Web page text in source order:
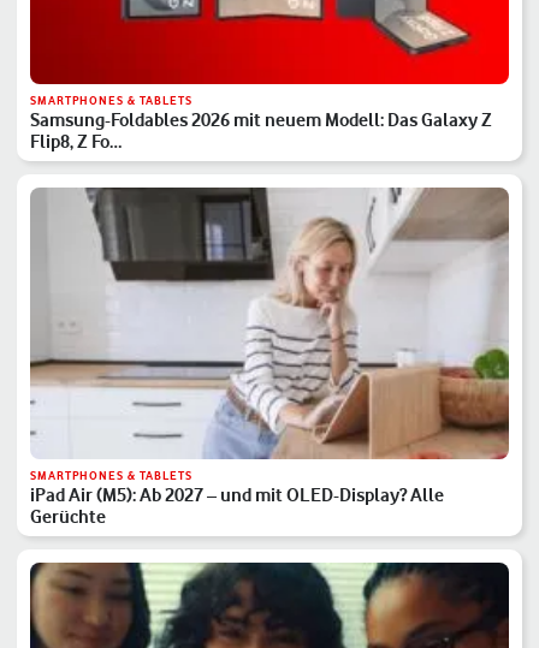
SMARTPHONES & TABLETS
Samsung-Foldables 2026 mit neuem Modell: Das Galaxy Z
Flip8, Z Fo…
SMARTPHONES & TABLETS
iPad Air (M5): Ab 2027 – und mit OLED-Display? Alle
Gerüchte